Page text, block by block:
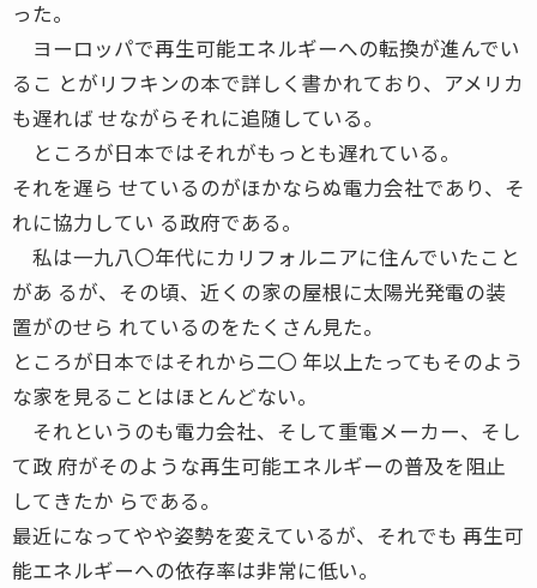
った。
ヨーロッパで再生可能エネルギーへの転換が進んでい
るこ とがリフキンの本で詳しく書かれており、アメリカ
も遅れば せながらそれに追随している。
ところが日本ではそれがもっとも遅れている。
それを遅ら せているのがほかならぬ電力会社であり、そ
れに協力してい る政府である。
私は一九八〇年代にカリフォルニアに住んでいたこと
があ るが、その頃、近くの家の屋根に太陽光発電の装
置がのせら れているのをたくさん見た。
ところが日本ではそれから二〇 年以上たってもそのよう
な家を見ることはほとんどない。
それというのも電力会社、そして重電メーカー、そし
て政 府がそのような再生可能エネルギーの普及を阻止
してきたか らである。
最近になってやや姿勢を変えているが、それでも 再生可
能エネルギーへの依存率は非常に低い。